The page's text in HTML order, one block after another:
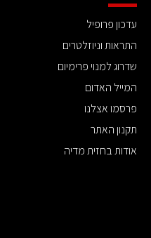
עדכון פרופיל
התראות וניוזלטרים
שדרוג למנוי פרימיום
המייל האדום
פרסמו אצלנו
תקנון האתר
אודות בחזית מדיה